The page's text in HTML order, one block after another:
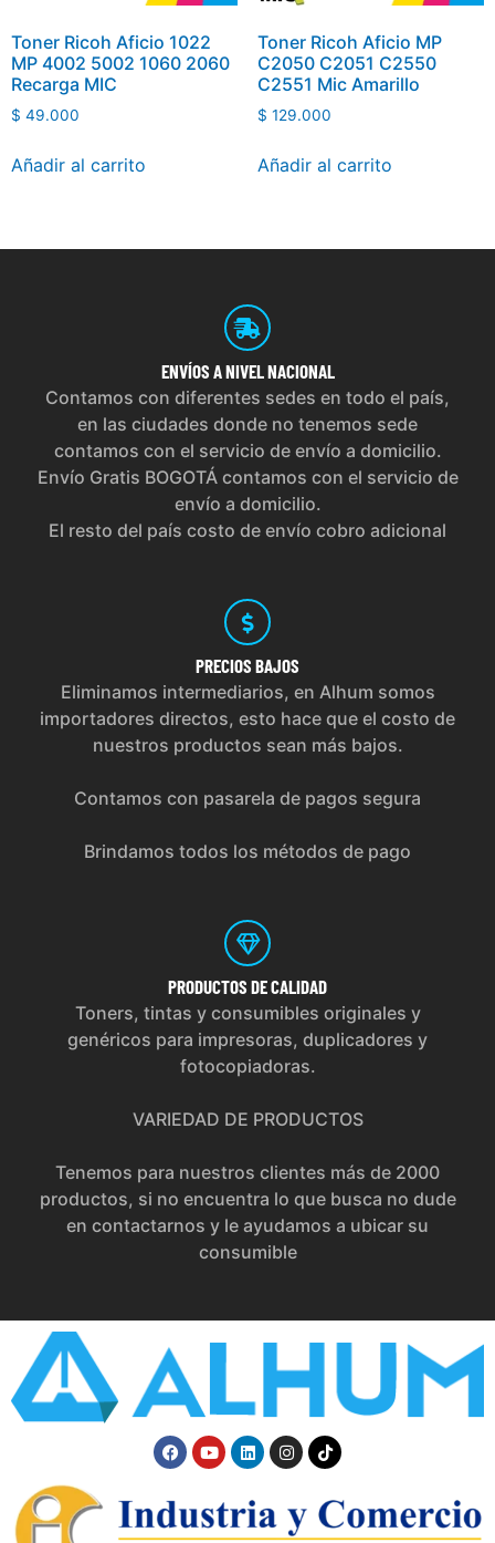
Toner Ricoh Aficio 1022
MP 4002 5002 1060 2060
Recarga MIC
$ 49.000
Añadir al carrito
Toner Ricoh Aficio MP
C2050 C2051 C2550
C2551 Mic Amarillo
$ 129.000
Añadir al carrito
ENVÍOS A NIVEL NACIONAL
Contamos con diferentes sedes en todo el país,
en las ciudades donde no tenemos sede
contamos con el servicio de envío a domicilio.
Envío Gratis BOGOTÁ contamos con el servicio de
envío a domicilio.
El resto del país costo de envío cobro adicional
PRECIOS BAJOS
Eliminamos intermediarios, en Alhum somos
importadores directos, esto hace que el costo de
nuestros productos sean más bajos.
Contamos con pasarela de pagos segura
Brindamos todos los métodos de pago
PRODUCTOS DE CALIDAD
Toners, tintas y consumibles originales y
genéricos para impresoras, duplicadores y
fotocopiadoras.
VARIEDAD DE PRODUCTOS
Tenemos para nuestros clientes más de 2000
productos, si no encuentra lo que busca no dude
en contactarnos y le ayudamos a ubicar su
consumible